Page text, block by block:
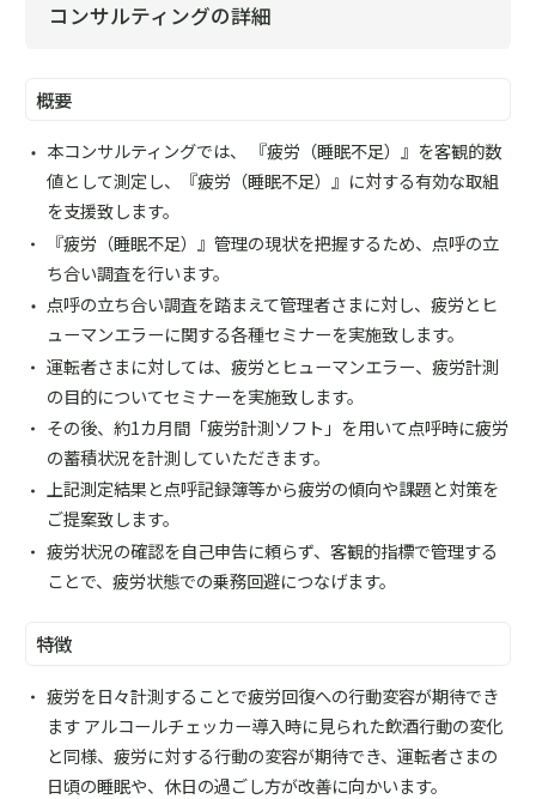
コンサルティングの詳細
概要
本コンサルティングでは、 『疲労（睡眠不足）』を客観的数
値として測定し、『疲労（睡眠不足）』に対する有効な取組
を支援致します。
『疲労（睡眠不足）』管理の現状を把握するため、点呼の立
ち合い調査を行います。
点呼の立ち合い調査を踏まえて管理者さまに対し、疲労とヒ
ューマンエラーに関する各種セミナーを実施致します。
運転者さまに対しては、疲労とヒューマンエラー、疲労計測
の目的についてセミナーを実施致します。
その後、約1カ月間「疲労計測ソフト」を用いて点呼時に疲労
の蓄積状況を計測していただきます。
上記測定結果と点呼記録簿等から疲労の傾向や課題と対策を
ご提案致します。
疲労状況の確認を自己申告に頼らず、客観的指標で管理する
ことで、疲労状態での乗務回避につなげます。
特徴
疲労を日々計測することで疲労回復への行動変容が期待でき
ます アルコールチェッカー導入時に見られた飲酒行動の変化
と同様、疲労に対する行動の変容が期待でき、運転者さまの
日頃の睡眠や、休日の過ごし方が改善に向かいます。